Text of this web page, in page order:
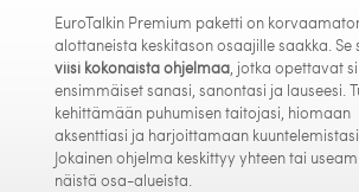
EuroTalkin Premium paketti on
alottaneista keskitason osaajille saakka. Se
viisi kokonaista ohjelmaa, jotka opettavat
ensimmäiset sanasi, sanontasi ja lauseesi.
kehittämään puhumisen taitojasi, hiomaan
aksenttiasi ja harjoittamaan
Jokainen ohjelma keskittyy yhteen tai
näistä osa-alueista.